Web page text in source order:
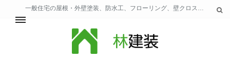
一般住宅の屋根・外壁塗装、防水工、フローリング、壁クロス、風呂、トイレのリフォーム全般を北九州市・近郊で施工｜林建装：福岡県知事許可（般-29）第97310号